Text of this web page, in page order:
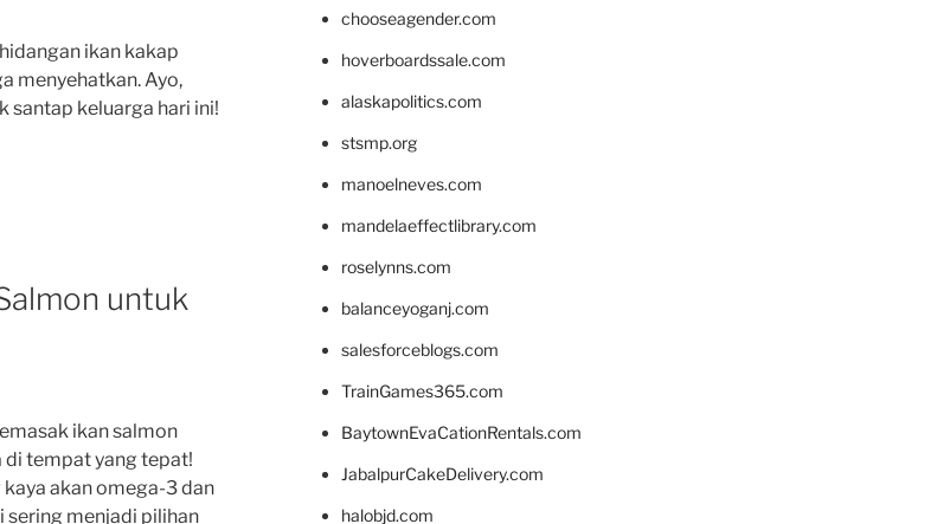
ikan kakap
menyehatkan. Ayo,
santap keluarga hari ini!
untuk
ikan salmon
di tempat yang tepat!
akan omega-3 dan
sering menjadi pilihan
chooseagender.com
hoverboardssale.com
alaskapolitics.com
stsmp.org
manoelneves.com
mandelaeffectlibrary.com
roselynns.com
balanceyoganj.com
salesforceblogs.com
TrainGames365.com
BaytownEvaCationRentals.com
JabalpurCakeDelivery.com
halobjd.com